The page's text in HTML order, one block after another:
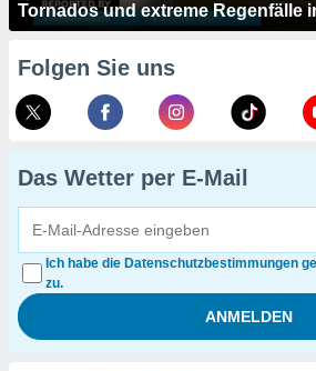
Tornados und extreme Regenfälle
Folgen Sie uns
Das Wetter per E-Mail
Ich habe die Datenschutzbestimmungen
zu.